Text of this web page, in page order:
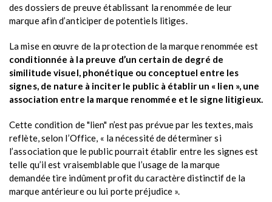
des dossiers de preuve établissant la renommée de leur
marque afin d’anticiper de potentiels litiges.
La mise en œuvre de la protection de la marque renommée est
conditionnée à la preuve d’un certain de degré de
similitude visuel, phonétique ou conceptuel entre les
signes, de nature à inciter le public à établir un « lien », une
association entre la marque renommée et le signe litigieux.
Cette condition de "lien" n’est pas prévue par les textes, mais
reflète, selon l’Office, « la nécessité de déterminer si
l’association que le public pourrait établir entre les signes est
telle qu’il est vraisemblable que l’usage de la marque
demandée tire indûment profit du caractère distinctif de la
marque antérieure ou lui porte préjudice ».